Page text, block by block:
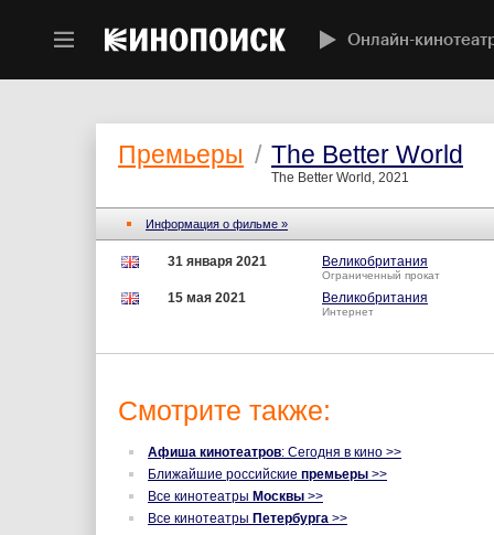
Онлайн-
Премьеры / The Better World
The Better World, 2021
Информация о фильме »
31 января 2021 Великобритания
Ограниченный прокат
15 мая 2021 Великобритания
Интернет
Смотрите также:
Афиша кинотеатров: Сегодня в кино >>
Ближайшие российские премьеры >>
Все кинотеатры Москвы >>
Все кинотеатры Петербурга >>